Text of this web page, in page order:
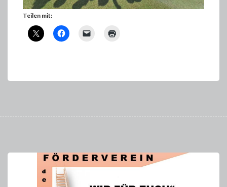
Teilen mit: